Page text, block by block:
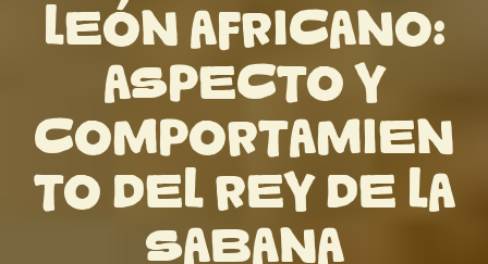
LEÓN AFRICANO:
ASPECTO Y
COMPORTAMIEN
TO DEL REY DE LA
SABANA